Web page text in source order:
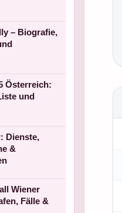
– Biografie,
Österreich:
und
Dienste,
&
Wiener
Fälle &